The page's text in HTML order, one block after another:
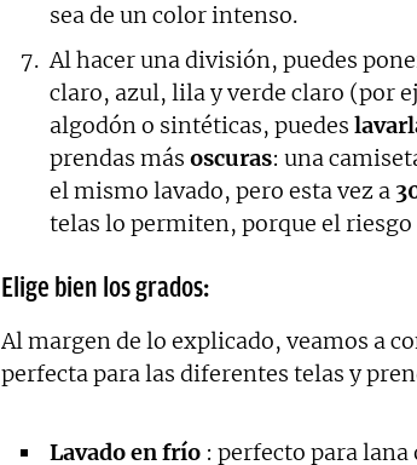
sea de un color intenso.
Al hacer una división, puedes
claro, azul, lila y verde claro (por
algodón o sintéticas, puedes
prendas más oscuras: una
el mismo lavado, pero esta vez a
telas lo permiten, porque el riesgo
Elige bien los grados:
Al margen de lo explicado, veamos a
perfecta para las diferentes telas y
Lavado en frío : perfecto para lana